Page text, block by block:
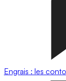
Engrais : les